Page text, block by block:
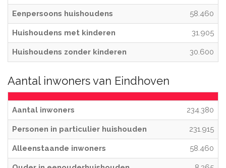
Eenpersoons huishoudens 58.460
Huishoudens met kinderen 31.905
Huishoudens zonder kinderen 30.600
Aantal inwoners van Eindhoven
Aantal inwoners 234.380
Personen in particulier huishouden 231.915
Alleenstaande inwoners 58.460